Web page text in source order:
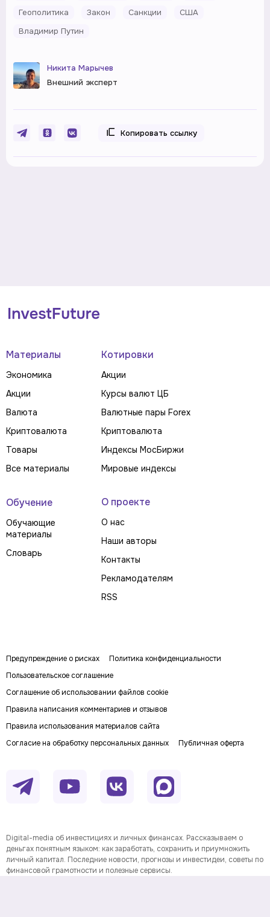
Геополитика
Закон Санкции
США
Владимир Путин
Никита Марычев
Внешний эксперт
Копировать ссылку
Материалы
Экономика
Акции
Валюта
Криптовалюта
Товары
Все материалы
Котировки
Акции
Курсы валют ЦБ
Валютные пары Forex
Криптовалюта
Индексы МосБиржи
Мировые индексы
Обучение
Обучающие
материалы
Словарь
О проекте
О нас
Наши авторы
Контакты
Рекламодателям
RSS
Предупреждение о рисках
Политика конфиденциальности
Пользовательское соглашение
Соглашение об использовании файлов cookie
Правила написания комментариев и отзывов
Правила использования материалов сайта
Согласие на обработку персональных данных
Публичная оферта
Digital-media об инвестициях и личных финансах. Рассказываем о
деньгах понятным языком: как заработать, сохранить и приумножить
личный капитал. Последние новости, прогнозы и инвестидеи, советы по
финансовой грамотности и полезные сервисы.